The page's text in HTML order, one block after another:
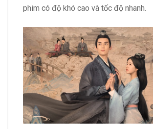
phim có độ khó cao và tốc độ nhanh.